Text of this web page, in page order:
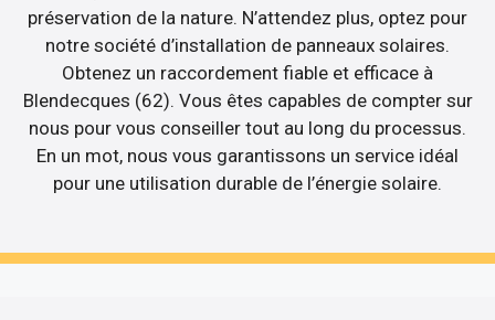
préservation de la nature. N’attendez plus, optez pour
notre société d’installation de panneaux solaires.
Obtenez un raccordement fiable et efficace à
Blendecques (62). Vous êtes capables de compter sur
nous pour vous conseiller tout au long du processus.
En un mot, nous vous garantissons un service idéal
pour une utilisation durable de l’énergie solaire.